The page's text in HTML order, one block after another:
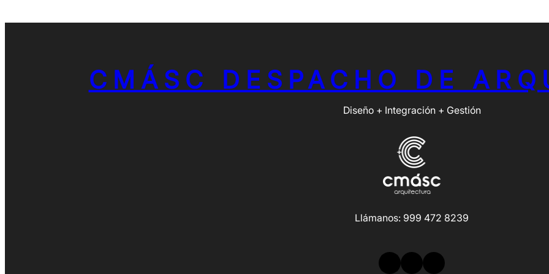
CMÁSC DESPACHO DE
Diseño + Integración + Gestión
Llámanos: 999 472 8239
LinkedIn Facebook Instagram